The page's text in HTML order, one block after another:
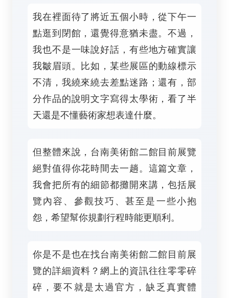
我在裡面待了將近五個小時，從下午一
點逛到閉館，還覺得意猶未盡。不過，
我也不是一味說好話，有些地方確實讓
我皺眉頭。比如，某些展區的動線標示
不清，我繞來繞去差點迷路；還有，部
分作品的說明文字寫得太學術，看了半
天還是不懂藝術家想表達什麼。
但整體來說，台南美術館二館目前展覽
絕對值得你花時間去一趟。這篇文章，
我會把所有的細節都攤開來講，包括展
覽內容、參觀技巧、甚至是一些小抱
怨，希望幫你規劃行程時能更順利。
你是不是也在找台南美術館二館目前展
覽的詳細資料？網上的資訊往往零零碎
碎，要不就是太過官方，缺乏真實體